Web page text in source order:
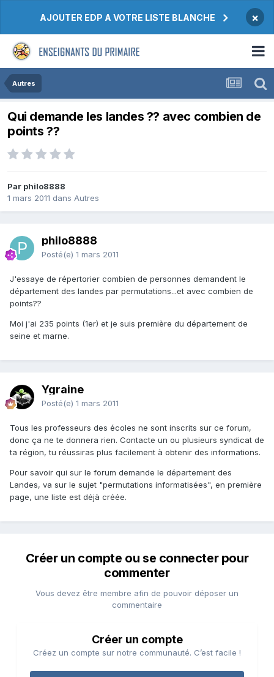
AJOUTER EDP A VOTRE LISTE BLANCHE ×
Autres
Qui demande les landes ?? avec combien de
points ??
Par philo8888
1 mars 2011 dans Autres
philo8888
Posté(e) 1 mars 2011
J'essaye de répertorier combien de personnes demandent le
département des landes par permutations...et avec combien de
points??
Moi j'ai 235 points (1er) et je suis première du département de
seine et marne.
Ygraine
Posté(e) 1 mars 2011
Tous les professeurs des écoles ne sont inscrits sur ce forum,
donc ça ne te donnera rien. Contacte un ou plusieurs syndicat de
ta région, tu réussiras plus facilement à obtenir des informations.
Pour savoir qui sur le forum demande le département des
Landes, va sur le sujet "permutations informatisées", en première
page, une liste est déjà créée.
Créer un compte ou se connecter pour
commenter
Vous devez être membre afin de pouvoir déposer un
commentaire
Créer un compte
Créez un compte sur notre communauté. C’est facile !